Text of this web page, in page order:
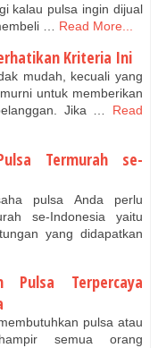
kalau pulsa ingin dijual
…
Read More...
Kriteria Ini
mudah, kecuali yang
untuk memberikan
Jika …
Read
Termurah se-
pulsa Anda perlu
se-Indonesia yaitu
yang didapatkan
Terpercaya
pulsa atau
semua orang